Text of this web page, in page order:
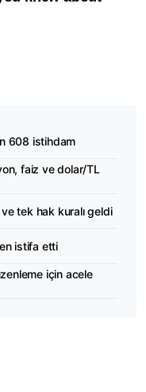
608 istihdam
faiz ve dolar/TL
tek hak kuralı geldi
istifa etti
için acele